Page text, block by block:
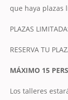
que haya plazas
PLAZAS
RESERVA TU
MÁXIMO 15
Los talleres